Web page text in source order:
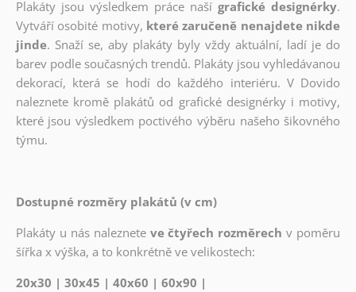
Plakáty jsou výsledkem práce naší grafické designérky.
Vytváří osobité motivy, které zaručeně nenajdete nikde
jinde. Snaží se, aby plakáty byly vždy aktuální, ladí je do
barev podle současných trendů. Plakáty jsou vyhledávanou
dekorací, která se hodí do každého interiéru. V Dovido
naleznete kromě plakátů od grafické designérky i motivy,
které jsou výsledkem poctivého výběru našeho šikovného
týmu.
Dostupné rozměry plakátů (v cm)
Plakáty u nás naleznete ve čtyřech rozměrech v poměru
šířka x výška, a to konkrétně ve velikostech:
20x30 | 30x45 | 40x60 | 60x90 |